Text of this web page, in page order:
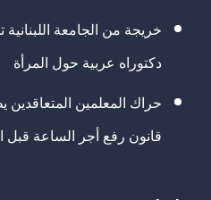
خريجة من الجامعة
دكتوراه عربية حول المرأة
حراك المعلمين المتعاقدين
قانون رفع أجر الساعة قبل